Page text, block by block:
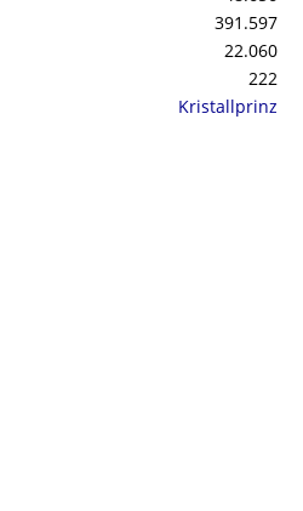
391.597
22.060
222
Kristallprinz